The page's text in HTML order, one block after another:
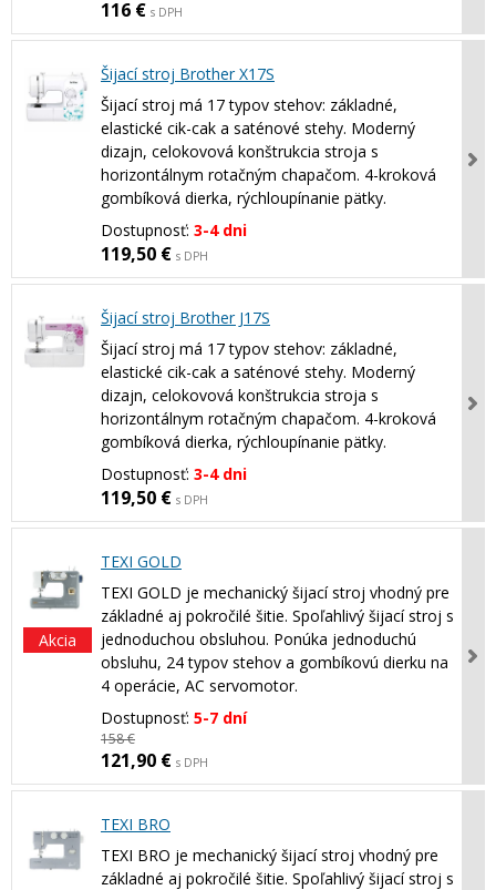
116 € s DPH
Šijací stroj Brother X17S
Šijací stroj má 17 typov stehov: základné,
elastické cik-cak a saténové stehy. Moderný
dizajn, celokovová konštrukcia stroja s
horizontálnym rotačným chapačom. 4-kroková
gombíková dierka, rýchloupínanie pätky.
Dostupnosť: 3-4 dni
119,50 € s DPH
Šijací stroj Brother J17S
Šijací stroj má 17 typov stehov: základné,
elastické cik-cak a saténové stehy. Moderný
dizajn, celokovová konštrukcia stroja s
horizontálnym rotačným chapačom. 4-kroková
gombíková dierka, rýchloupínanie pätky.
Dostupnosť: 3-4 dni
119,50 € s DPH
Akcia
TEXI GOLD
TEXI GOLD je mechanický šijací stroj vhodný pre
základné aj pokročilé šitie. Spoľahlivý šijací stroj s
jednoduchou obsluhou. Ponúka jednoduchú
obsluhu, 24 typov stehov a gombíkovú dierku na
4 operácie, AC servomotor.
Dostupnosť: 5-7 dní
158 €
121,90 € s DPH
TEXI BRO
TEXI BRO je mechanický šijací stroj vhodný pre
základné aj pokročilé šitie. Spoľahlivý šijací stroj s